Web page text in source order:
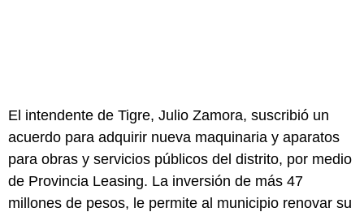
El intendente de Tigre, Julio Zamora, suscribió un
acuerdo para adquirir nueva maquinaria y aparatos
para obras y servicios públicos del distrito, por medio
de Provincia Leasing. La inversión de más 47
millones de pesos, le permite al municipio renovar su